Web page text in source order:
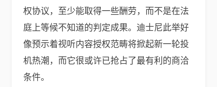
权协议，至少能取得一些酬劳，而不是在法
庭上等候不知道的判定成果。迪士尼此举好
像预示着视听内容授权范畴将掀起新一轮投
机热潮，而它很或许已抢占了最有利的商洽
条件。